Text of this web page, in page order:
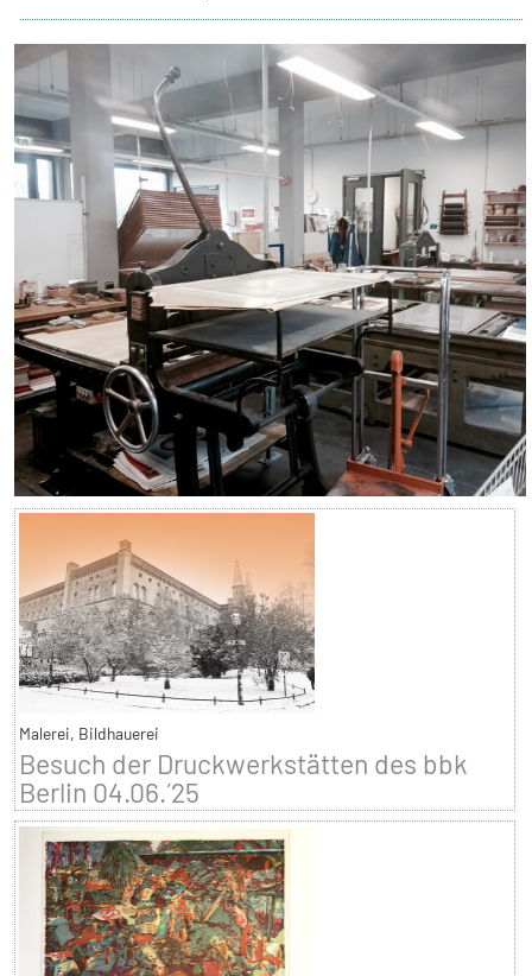
Malerei, Bildhauerei
Besuch der Druckwerkstätten des bbk
Berlin 04.06.´25